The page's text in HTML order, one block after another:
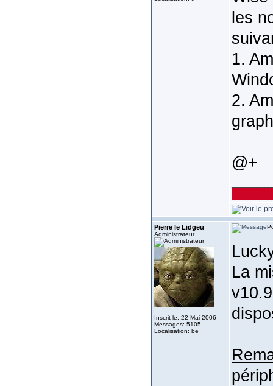
les
1.
2.
@+
Pierre le Lidgeu
Administrateur
Inscrit le: 22 Mai 2006
Messages: 5105
Localisation: be
La